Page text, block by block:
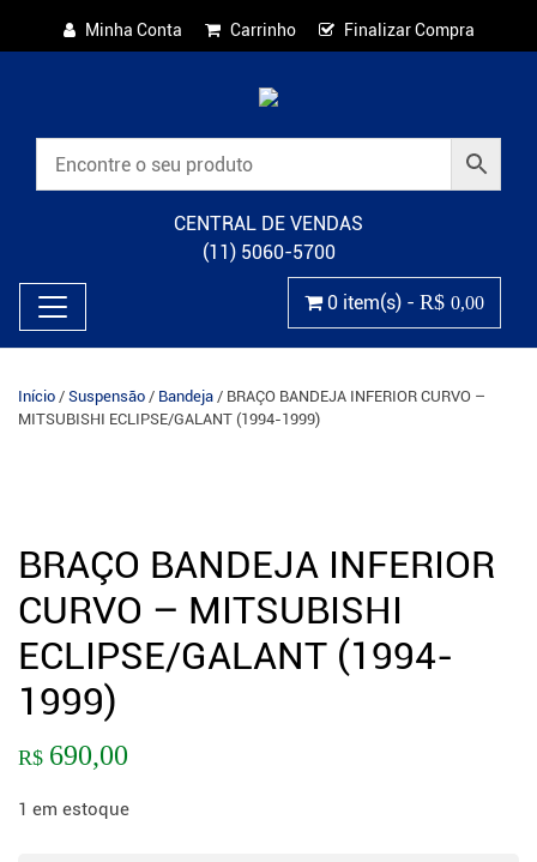
Minha Conta Carrinho Finalizar Compra
CENTRAL DE VENDAS
(11) 5060-5700
0 item(s) - R$ 0,00
Início / Suspensão / Bandeja / BRAÇO BANDEJA INFERIOR CURVO –
MITSUBISHI ECLIPSE/GALANT (1994-1999)
BRAÇO BANDEJA INFERIOR
CURVO – MITSUBISHI
ECLIPSE/GALANT (1994-
1999)
R$ 690,00
1 em estoque